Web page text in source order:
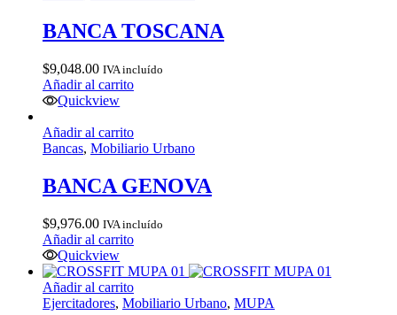
BANCA TOSCANA
$9,048.00 IVA incluído
Añadir al carrito
Quickview
Añadir al carrito
Bancas, Mobiliario Urbano
BANCA GENOVA
$9,976.00 IVA incluído
Añadir al carrito
Quickview
Añadir al carrito
Ejercitadores, Mobiliario Urbano, MUPA